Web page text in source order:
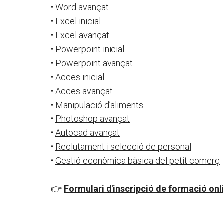
• Word avançat
• Excel inicial
• Excel avançat
• Powerpoint inicial
• Powerpoint avançat
• Acces inicial
• Acces avançat
• Manipulació d’aliments
• Photoshop avançat
• Autocad avançat
• Reclutament i selecció de personal
• Gestió econòmica bàsica del petit comerç
👉 Formulari d'inscripció de formació